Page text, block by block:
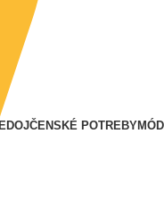
DOJČENSKÉ POTREBY